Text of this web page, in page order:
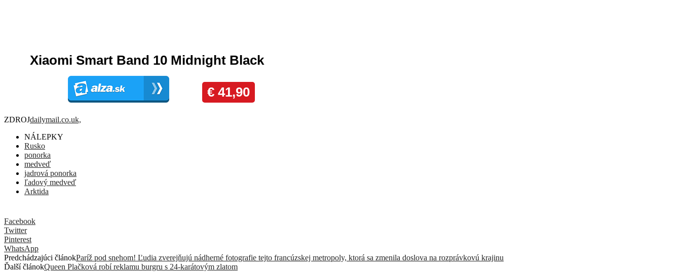
ZDROJdailymail.co.uk,
NÁLEPKY
Rusko
ponorka
medveď
jadrová ponorka
ľadový medveď
Arktida
Facebook
Twitter
Pinterest
WhatsApp
Predchádzajúci článokParíž pod snehom! Ľudia zverejňujú nádherné fotografie tejto francúzskej metropoly, ktorá sa zmenila doslova na rozprávkovú krajinu
Ďalší článokQueen Plačková robí reklamu burgru s 24-karátovým zlatom